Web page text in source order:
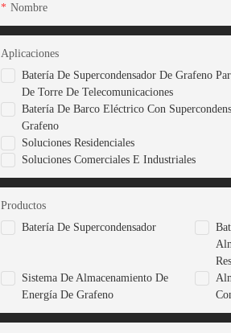
Nombre
Batería De Supercondensador De Grafeno
De Torre De Telecomunicaciones
Batería De Barco Eléctrico Con
Grafeno
Soluciones Residenciales
Soluciones Comerciales E Industriales
Aplicaciones
Batería De Supercondensador
Sistema De Almacenamiento De
Energía De Grafeno
Productos